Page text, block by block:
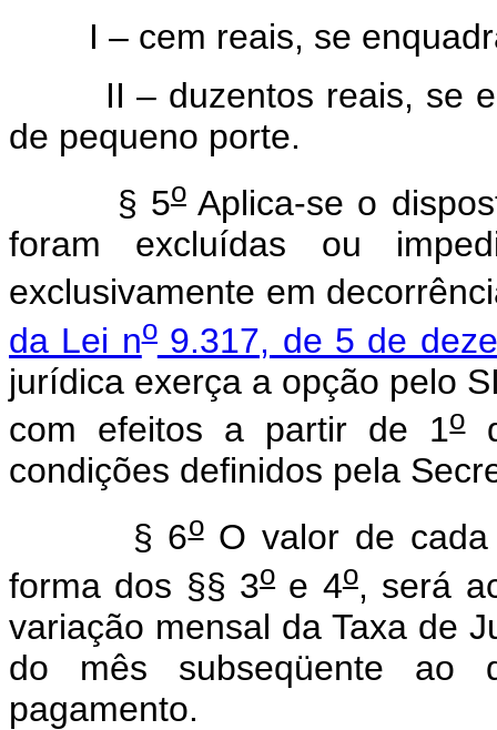
I – cem reais, se
II – duzentos reais, se
de pequeno porte.
§ 5oAplica-se o
foram excluídas ou
exclusivamente em
da Lei no9.317, de 5 de
jurídica exerça a opção pelo
com efeitos a partir de 1o
condições definidos pela
§ 6oO valor de cada
forma dos §§ 3oe 4o, será
variação mensal da Taxa de
do mês subseqüente ao
pagamento.